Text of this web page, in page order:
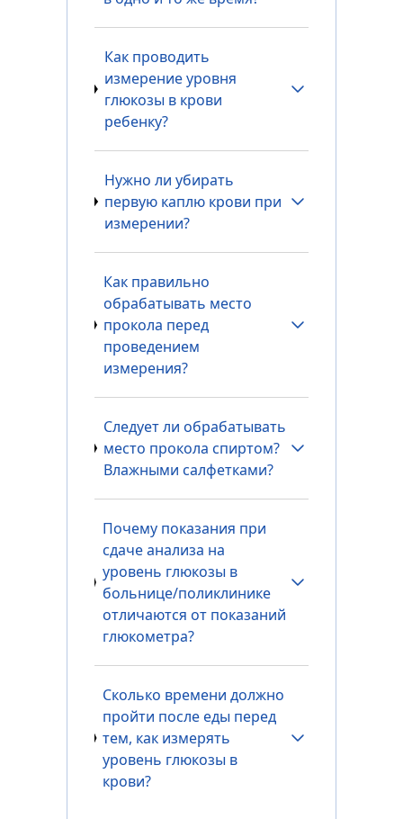
Как проводить
измерение уровня
глюкозы в крови
ребенку?
Нужно ли убирать
первую каплю крови при
измерении?
Как правильно
обрабатывать место
прокола перед
проведением
измерения?
Следует ли обрабатывать
место прокола спиртом?
Влажными салфетками?
Почему показания при
сдаче анализа на
уровень глюкозы в
больнице/поликлинике
отличаются от показаний
глюкометра?
Сколько времени должно
пройти после еды перед
тем, как измерять
уровень глюкозы в
крови?